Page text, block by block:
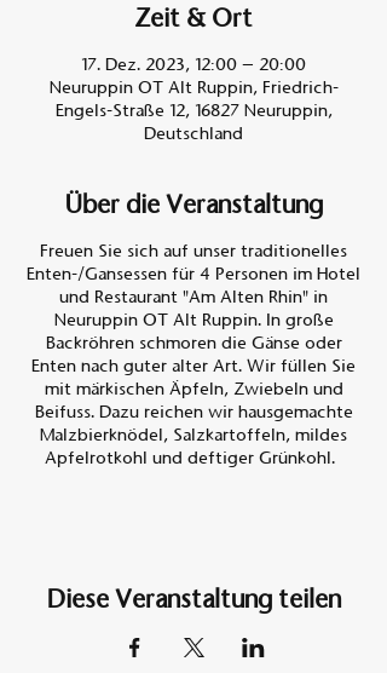
Zeit & Ort
17. Dez. 2023, 12:00 – 20:00
Neuruppin OT Alt Ruppin, Friedrich-
Engels-Straße 12, 16827 Neuruppin,
Deutschland
Über die Veranstaltung
Freuen Sie sich auf unser traditionelles
Enten-/Gansessen für 4 Personen im Hotel
und Restaurant "Am Alten Rhin" in
Neuruppin OT Alt Ruppin. In große
Backröhren schmoren die Gänse oder
Enten nach guter alter Art. Wir füllen Sie
mit märkischen Äpfeln, Zwiebeln und
Beifuss. Dazu reichen wir hausgemachte
Malzbierknödel, Salzkartoffeln, mildes
Apfelrotkohl und deftiger Grünkohl.
In der Zeit vom
01.11.2023 bis 22.12.2023 bieten wir in
2 ganze Enten oder 1 ganze Gans für 4
Diese Veranstaltung teilen